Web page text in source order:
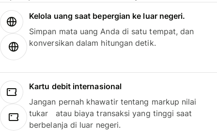
Kelola uang saat bepergian ke luar negeri.
Simpan mata uang Anda di satu tempat, dan
konversikan dalam hitungan detik.
Kartu debit internasional
Jangan pernah khawatir tentang markup nilai
tukar atau biaya transaksi yang tinggi saat
berbelanja di luar negeri.